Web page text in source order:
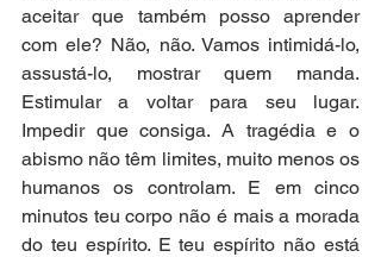
aceitar que também posso aprender
com ele? Não, não. Vamos intimidá-lo,
assustá-lo, mostrar quem manda.
Estimular a voltar para seu lugar.
Impedir que consiga. A tragédia e o
abismo não têm limites, muito menos os
humanos os controlam. E em cinco
minutos teu corpo não é mais a morada
do teu espírito. E teu espírito não está